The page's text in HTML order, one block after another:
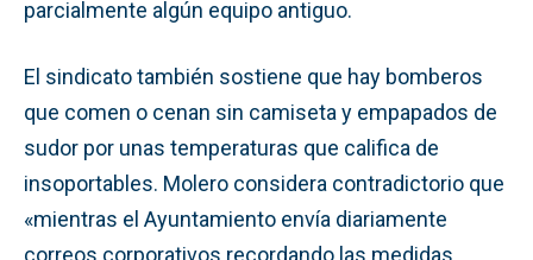
parcialmente algún equipo antiguo.
El sindicato también sostiene que hay bomberos
que comen o cenan sin camiseta y empapados de
sudor por unas temperaturas que califica de
insoportables. Molero considera contradictorio que
«mientras el Ayuntamiento envía diariamente
correos corporativos recordando las medidas